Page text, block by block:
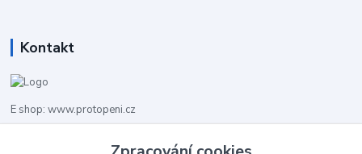
Kontakt
E shop: www.protopeni.cz